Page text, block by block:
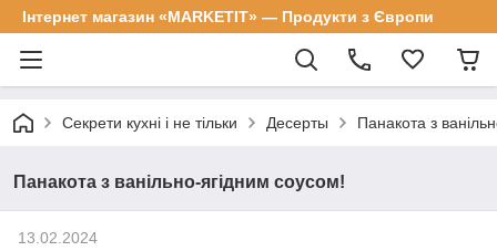
Інтернет магазин «MARKETIT» — Продукти з Європи
Секрети кухні і не тільки Десерты Панакота з
Панакота з ванільно-ягідним соусом!
13.02.2024